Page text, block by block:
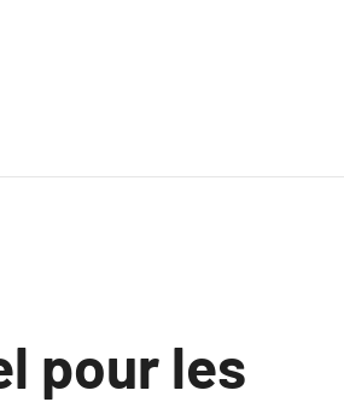
pour les